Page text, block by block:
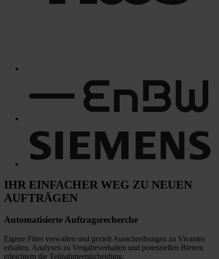
IHR EINFACHER WEG ZU NEUEN
AUFTRÄGEN
Automatisierte Auftragsrecherche
Eigene Filter verwalten und gezielt Ausschreibungen zu Vivantes
erhalten. Analysen zu Vergabeverhalten und potenziellen Bietern
erleichtern die Teilnahmeentscheidung.